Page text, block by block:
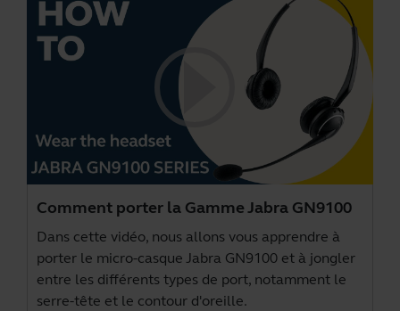
Comment porter la Gamme Jabra GN9100
Dans cette vidéo, nous allons vous apprendre à
porter le micro-casque Jabra GN9100 et à jongler
entre les différents types de port, notamment le
serre-tête et le contour d'oreille.